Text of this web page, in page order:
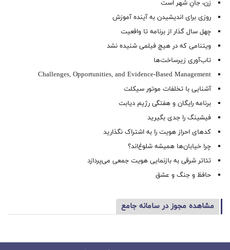
زن، جانِ شهر است
روزی برای اندیشیدن به آینده آموزش
چهل سال گذار از برنامه تا واقعیت
ویتنامی که در هیچ فیلمی شنیده نشد
تاب‌آوری زیرساخت‌ها
Challenges, Opportunities, and Evidence-Based Management
آشنایی با تخلفات موتور سیکلت
برنامه رایگان و هفتگی رژیم دیابت
فیشینگ را جدی بگیرید
کدهای احراز هویت را به اشتراک نگذارید
چرا خیابان‌ها همیشه شلوغ‌اند؟
تئاتر شرقی به بازنمایی هویت جمعی می‌پردازد
حافظ و جنگ و عشق
مشاهده مجوز در سامانه جامع